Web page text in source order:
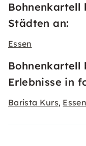
Bohnenkartell
Städten an:
Essen
Bohnenkartell
Erlebnisse in
Barista Kurs,